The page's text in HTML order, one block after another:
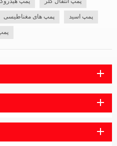
پمپ پمپ انتقال کلر
پمپ های مغناطیسی پمپ اسید